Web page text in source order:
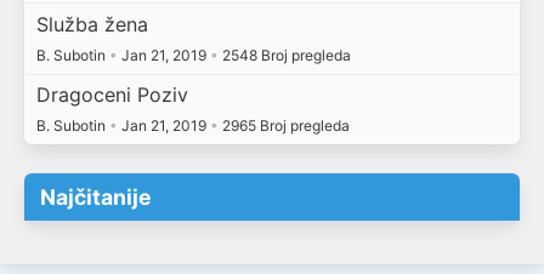
Služba žena
B. Subotin • Jan 21, 2019 • 2548 Broj pregleda
Dragoceni Poziv
B. Subotin • Jan 21, 2019 • 2965 Broj pregleda
Najčitanije